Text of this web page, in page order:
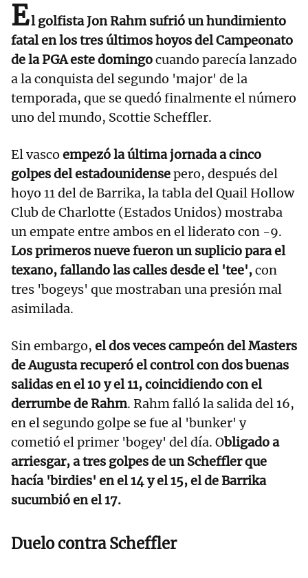
El golfista Jon Rahm sufrió un hundimiento
fatal en los tres últimos hoyos del Campeonato
de la PGA este domingocuando parecía lanzado
a la conquista del segundo 'major' de la
temporada, que se quedó finalmente el número
uno del mundo, Scottie Scheffler.
El vasco empezó la última jornada a cinco
golpes del estadounidensepero, después del
hoyo 11 del de Barrika, la tabla del Quail Hollow
Club de Charlotte (Estados Unidos) mostraba
un empate entre ambos en el liderato con -9.
Los primeros nueve fueron un suplicio para el
texano, fallando las calles desde el 'tee',con
tres 'bogeys' que mostraban una presión mal
asimilada.
Sin embargo, el dos veces campeón del Masters
de Augusta recuperó el control con dos buenas
salidas en el 10 y el 11, coincidiendo con el
derrumbe de Rahm. Rahm falló la salida del 16,
en el segundo golpe se fue al 'bunker' y
cometió el primer 'bogey' del día. Obligado a
arriesgar, a tres golpes de un Scheffler que
hacía 'birdies' en el 14 y el 15, el de Barrika
sucumbió en el 17.
Duelo contra Scheffler